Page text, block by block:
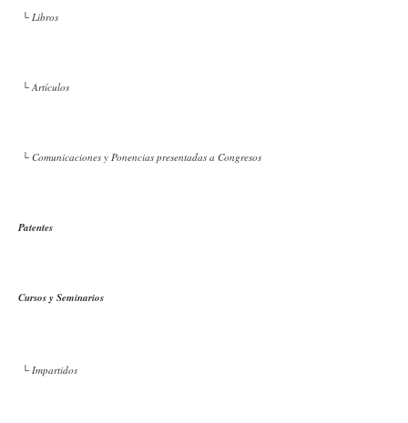
└ Libros
└ Artículos
└ Comunicaciones y Ponencias presentadas a Congresos
Patentes
Cursos y Seminarios
└ Impartidos